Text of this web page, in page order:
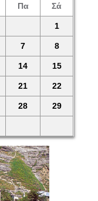
Πα Σά
1
7 8
14 15
21 22
28 29